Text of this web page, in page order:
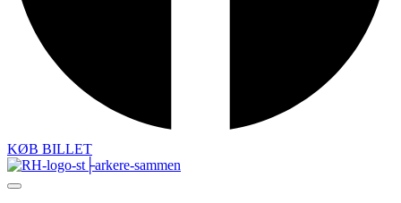
KØB BILLET